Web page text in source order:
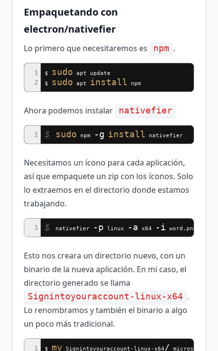
Empaquetando con
electron/nativefier
Lo primero que necesitaremos es npm .
1
2
$ sudo apt update
$
sudo apt install npm
Ahora podemos instalar nativefier
1 $ sudo npm -g install nativefier
Necesitamos un ícono para cada aplicación,
así que empaquete un zip con los íconos. Solo
lo extraemos en el directorio donde estamos
trabajando.
1 $ nativefier -p linux -a x64 -i word.png
Esto nos creara un directorio nuevo, con un
binario de la nueva aplicación. En mi caso, el
directorio generado se llama
Signintoyouraccount-linux-x64 .
Lo renombramos y también el binario a algo
un poco más tradicional.
1 $ mv Signintoyouraccount-linux-x64 / microsoft-